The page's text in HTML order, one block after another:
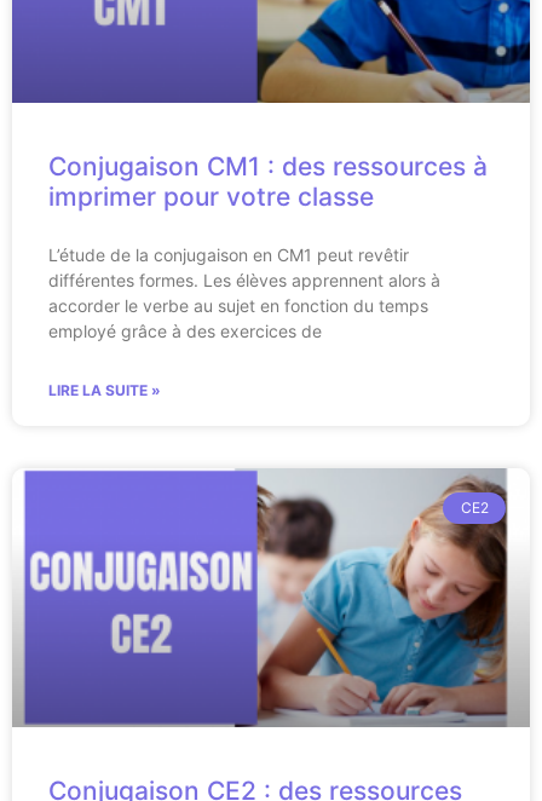
Conjugaison CM1 : des ressources à
imprimer pour votre classe
L’étude de la conjugaison en CM1 peut revêtir
différentes formes. Les élèves apprennent alors à
accorder le verbe au sujet en fonction du temps
employé grâce à des exercices de
LIRE LA SUITE »
CE2
Conjugaison CE2 : des ressources